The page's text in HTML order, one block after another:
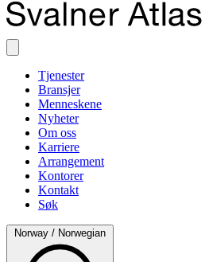
Tjenester
Bransjer
Menneskene
Nyheter
Om oss
Karriere
Arrangement
Kontorer
Kontakt
Søk
Norway / Norwegian